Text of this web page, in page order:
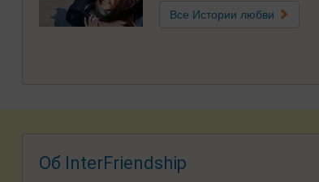
Все Истории любви
Об InterFriendship